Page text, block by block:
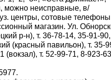
можно неисправные, в/
центры, сотовые
магазин. Ул.
р-н), т. 36-78-14, 35-91-
(красный павильон), т. 35-
(вокзал), т. 52-99-71, 8-923-